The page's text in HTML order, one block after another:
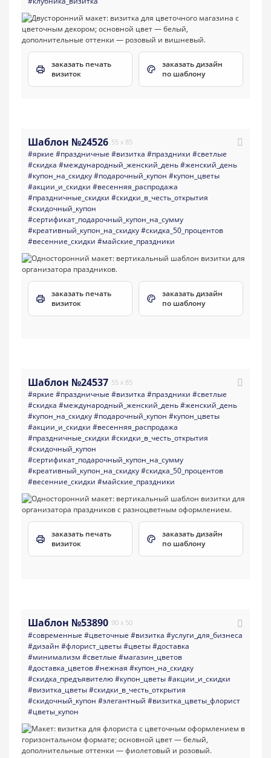
заказать печать
визиток
заказать дизайн
по шаблону
Шаблон №24526 55 x 85
#яркие #праздничные #визитка #праздники #светлые
#скидка #международный_женский_день#женский_день
#купон_на_скидку#подарочный_купон #купон_цветы
#акции_и_скидки #весенняя_распродажа
#праздничные_скидки #скидки_в_честь_открытия
#скидочный_купон
#сертификат_подарочный_купон_на_сумму
#креативный_купон_на_скидку#скидка_50_процентов
#весенние_скидки #майские_праздники
заказать печать
визиток
заказать дизайн
по шаблону
Шаблон №24537 55 x 85
#яркие #праздничные #визитка #праздники #светлые
#скидка #международный_женский_день#женский_день
#купон_на_скидку#подарочный_купон #купон_цветы
#акции_и_скидки #весенняя_распродажа
#праздничные_скидки #скидки_в_честь_открытия
#скидочный_купон
#сертификат_подарочный_купон_на_сумму
#креативный_купон_на_скидку#скидка_50_процентов
#весенние_скидки #майские_праздники
заказать печать
визиток
заказать дизайн
по шаблону
Шаблон №53890 90 x 50
#современные #цветочные #визитка #услуги_для_бизнеса
#дизайн #флорист_цветы#цветы#доставка
#минимализм #светлые #магазин_цветов
#доставка_цветов#нежная #купон_на_скидку
#скидка_предъявителю#купон_цветы#акции_и_скидки
#визитка_цветы#скидки_в_честь_открытия
#скидочный_купон #элегантный #визитка_цветы_флорист
#цветы_купон